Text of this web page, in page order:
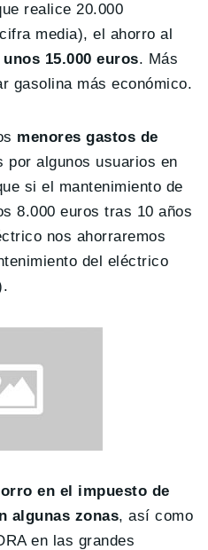
realice 20.000
media), el ahorro al
unos 15.000 euros. Más
gasolina más económico.
menores gastos de
por algunos usuarios en
si el mantenimiento de
8.000 euros tras 10 años
nos ahorraremos
del eléctrico
en el impuesto de
algunas zonas, así como
en las grandes